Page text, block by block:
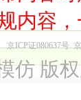
内容
京ICP证080637号
仿 版